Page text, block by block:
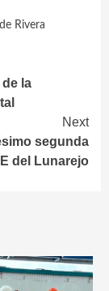
Rivera
la
Next
segunda
del Lunarejo